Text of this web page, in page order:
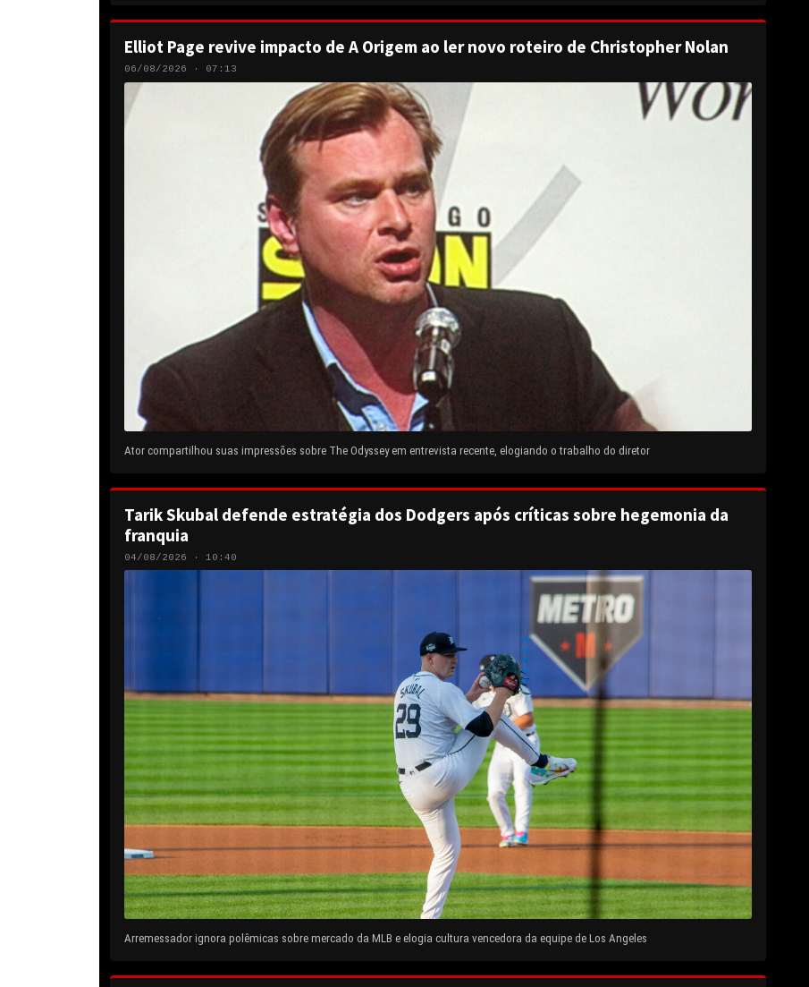
Elliot Page revive impacto de A Origem ao ler novo roteiro de Christopher Nolan
06/08/2026 · 07:13
Ator compartilhou suas impressões sobre The Odyssey em entrevista recente, elogiando o trabalho do diretor
Tarik Skubal defende estratégia dos Dodgers após críticas sobre hegemonia da
franquia
04/08/2026 · 10:40
Arremessador ignora polêmicas sobre mercado da MLB e elogia cultura vencedora da equipe de Los Angeles